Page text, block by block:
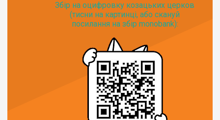
Збір на оцифровку козацьких церков
(тисни на картинці, або скануй
посилання на збір monobank):